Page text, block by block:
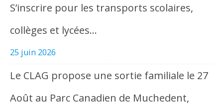
S’inscrire pour les transports scolaires,
collèges et lycées…
25 juin 2026
Le CLAG propose une sortie familiale le 27
Août au Parc Canadien de Muchedent,